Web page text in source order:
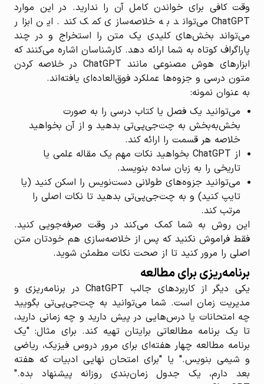
وقت کافی برای خواندن کامل آن را ندارید. در این موارد
ChatGPT می‌تواند به خلاصه‌سازی کمک کند. این ابزار
می‌تواند بخش‌های کلیدی یک متن را استخراج و در چند
پاراگراف کوتاه به شما ارائه دهد. کارشناسان اشاره می‌کنند که
ابزارهای هوش مصنوعی مانند ChatGPT در خلاصه کردن
متون درسی و جزوه‌ها عملکرد فوق‌العاده‌ای یافته‌اند.
به عنوان نمونه:
می‌توانید یک فصل یا کتاب درسی را به صورت
بخش‌به‌بخش به چت‌جی‌پی‌تی بدهید و از آن بخواهید
خلاصه هر قسمت را ارائه کند.
از ChatGPT بخواهید نکات مهم یک مقاله علمی یا
تاریخی را به زبان ساده بنویسد.
می‌توانید جزوه‌های طولانی دست‌نویس را اسکن کنید (یا
تایپ کنید) و به چت‌جی‌پی‌تی بدهید تا نکات اصلی را
مرتب کند.
این روش به شما کمک می‌کند در وقت صرفه‌جویی کنید.
فقط فراموش نکنید که پس از خلاصه‌سازی هم خودتان متن
اصلی را مرور کنید تا از صحت نکات مطمئن شوید.
برنامه‌ریزی برای مطالعه
یکی دیگر از کاربردهای جالب ChatGPT در برنامه‌ریزی و
مدیریت زمان است. شما می‌توانید به چت‌جی‌پی‌تی بگویید
چه امتحانات یا درس‌هایی در پیش دارید و چه زمانی دارید،
تا یک برنامه مطالعاتی برایتان تهیه کند. برای مثال: "یک
برنامه مطالعه چهار هفته‌ای برای مرور دروس فیزیک، ریاضی
و شیمی بنویس." یا "برای امتحان نهایی ادبیات که هفته
بعد دارم، یک جدول زمان‌بندی روزانه پیشنهاد بده."